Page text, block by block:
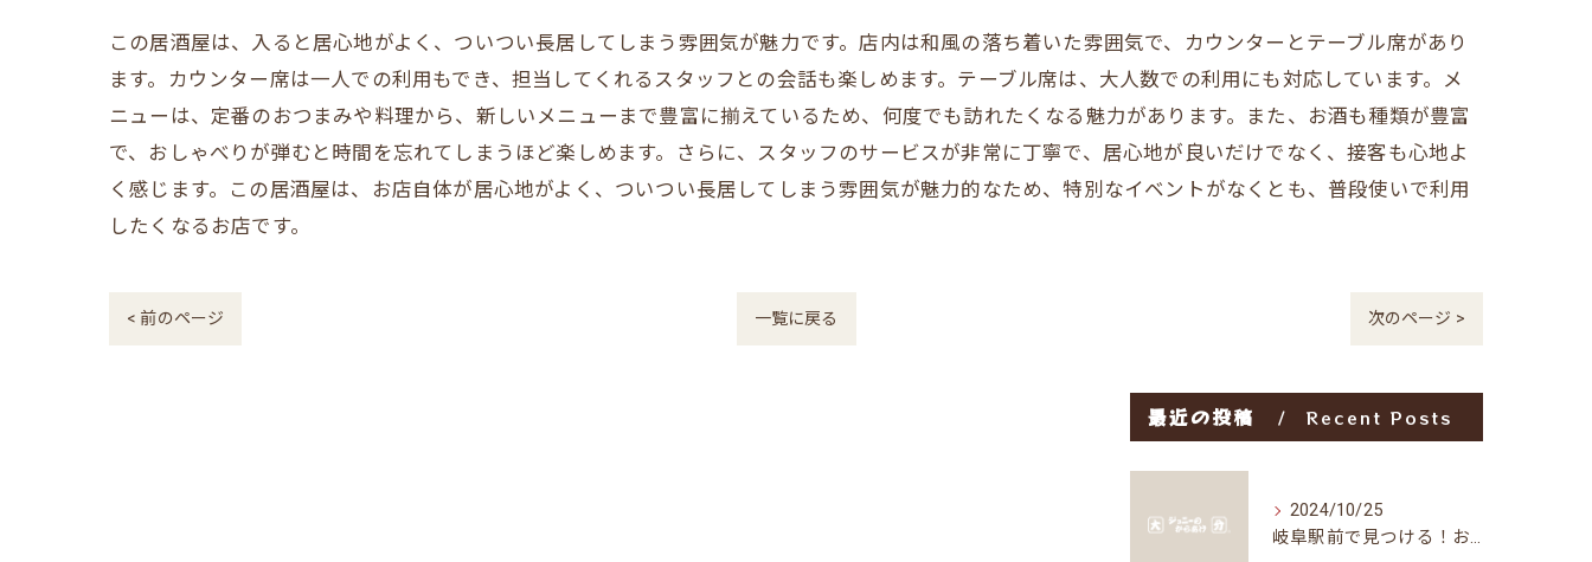
この居酒屋は、入ると居心地がよく、ついつい長居してしまう雰囲気が魅力です。店内は和風の落ち着いた雰囲気で、カウンターとテーブル席があり
ます。カウンター席は一人での利用もでき、担当してくれるスタッフとの会話も楽しめます。テーブル席は、大人数での利用にも対応しています。メ
ニューは、定番のおつまみや料理から、新しいメニューまで豊富に揃えているため、何度でも訪れたくなる魅力があります。また、お酒も種類が豊富
で、おしゃべりが弾むと時間を忘れてしまうほど楽しめます。さらに、スタッフのサービスが非常に丁寧で、居心地が良いだけでなく、接客も心地よ
く感じます。この居酒屋は、お店自体が居心地がよく、ついつい長居してしまう雰囲気が魅力的なため、特別なイベントがなくとも、普段使いで利用
したくなるお店です。
< 前のページ 一覧に戻る 次のページ >
最近の投稿 Recent Posts
2024/10/25
岐阜駅前で見つける！お得な居酒屋で味わう絶品グルメ